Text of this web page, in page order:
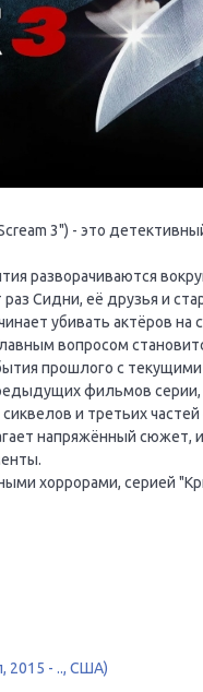
3") - это
разворачиваются
Сидни, её друзья и
убивать актёров
вопросом
прошлого с
фильмов серии,
и третьих
напряжённый сюжет,
хоррорами, серией
2015 - .., США)